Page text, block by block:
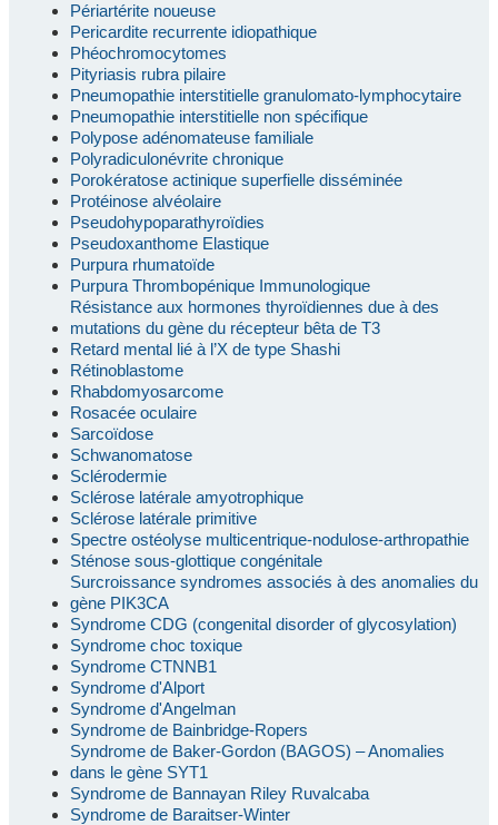
Périartérite noueuse
Pericardite recurrente idiopathique
Phéochromocytomes
Pityriasis rubra pilaire
Pneumopathie interstitielle granulomato-lymphocytaire
Pneumopathie interstitielle non spécifique
Polypose adénomateuse familiale
Polyradiculonévrite chronique
Porokératose actinique superfielle disséminée
Protéinose alvéolaire
Pseudohypoparathyroïdies
Pseudoxanthome Elastique
Purpura rhumatoïde
Purpura Thrombopénique Immunologique
Résistance aux hormones thyroïdiennes due à des
mutations du gène du récepteur bêta de T3
Retard mental lié à l’X de type Shashi
Rétinoblastome
Rhabdomyosarcome
Rosacée oculaire
Sarcoïdose
Schwanomatose
Sclérodermie
Sclérose latérale amyotrophique
Sclérose latérale primitive
Spectre ostéolyse multicentrique-nodulose-arthropathie
Sténose sous-glottique congénitale
Surcroissance syndromes associés à des anomalies du
gène PIK3CA
Syndrome CDG (congenital disorder of glycosylation)
Syndrome choc toxique
Syndrome CTNNB1
Syndrome d'Alport
Syndrome d'Angelman
Syndrome de Bainbridge-Ropers
Syndrome de Baker-Gordon (BAGOS) – Anomalies
dans le gène SYT1
Syndrome de Bannayan Riley Ruvalcaba
Syndrome de Baraitser-Winter